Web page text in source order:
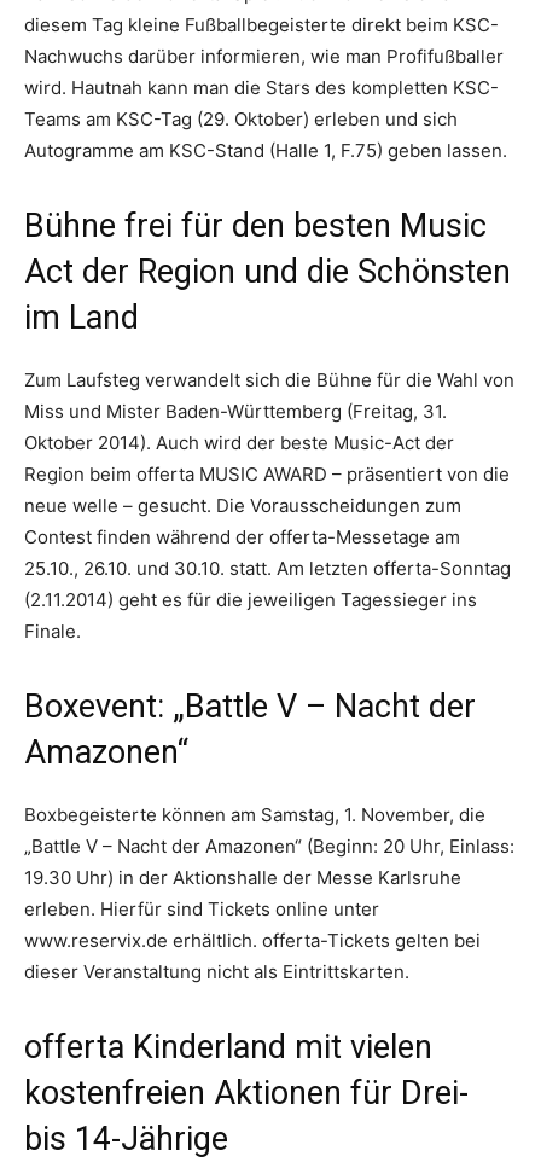
diesem Tag kleine Fußballbegeisterte direkt beim KSC-
Nachwuchs darüber informieren, wie man Profifußballer
wird. Hautnah kann man die Stars des kompletten KSC-
Teams am KSC-Tag (29. Oktober) erleben und sich
Autogramme am KSC-Stand (Halle 1, F.75) geben lassen.
Bühne frei für den besten Music
Act der Region und die Schönsten
im Land
Zum Laufsteg verwandelt sich die Bühne für die Wahl von
Miss und Mister Baden-Württemberg (Freitag, 31.
Oktober 2014). Auch wird der beste Music-Act der
Region beim offerta MUSIC AWARD – präsentiert von die
neue welle – gesucht. Die Vorausscheidungen zum
Contest finden während der offerta-Messetage am
25.10., 26.10. und 30.10. statt. Am letzten offerta-Sonntag
(2.11.2014) geht es für die jeweiligen Tagessieger ins
Finale.
Boxevent: „Battle V – Nacht der
Amazonen“
Boxbegeisterte können am Samstag, 1. November, die
„Battle V – Nacht der Amazonen“ (Beginn: 20 Uhr, Einlass:
19.30 Uhr) in der Aktionshalle der Messe Karlsruhe
erleben. Hierfür sind Tickets online unter
www.reservix.de erhältlich. offerta-Tickets gelten bei
dieser Veranstaltung nicht als Eintrittskarten.
offerta Kinderland mit vielen
kostenfreien Aktionen für Drei-
bis 14-Jährige